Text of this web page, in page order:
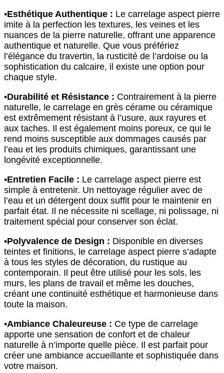
•Esthétique Authentique : Le carrelage aspect pierre
imite à la perfection les textures, les veines et les
nuances de la pierre naturelle, offrant une apparence
authentique et naturelle. Que vous préfériez
l’élégance du travertin, la rusticité de l’ardoise ou la
sophistication du calcaire, il existe une option pour
chaque style.
•Durabilité et Résistance : Contrairement à la pierre
naturelle, le carrelage en grès cérame ou céramique
est extrêmement résistant à l’usure, aux rayures et
aux taches. Il est également moins poreux, ce qui le
rend moins susceptible aux dommages causés par
l’eau et les produits chimiques, garantissant une
longévité exceptionnelle.
•Entretien Facile : Le carrelage aspect pierre est
simple à entretenir. Un nettoyage régulier avec de
l’eau et un détergent doux suffit pour le maintenir en
parfait état. Il ne nécessite ni scellage, ni polissage, ni
traitement spécial pour conserver son éclat.
•Polyvalence de Design : Disponible en diverses
teintes et finitions, le carrelage aspect pierre s’adapte
à tous les styles de décoration, du rustique au
contemporain. Il peut être utilisé pour les sols, les
murs, les plans de travail et même les douches,
créant une continuité esthétique et harmonieuse dans
toute la maison.
•Ambiance Chaleureuse : Ce type de carrelage
apporte une sensation de confort et de chaleur
naturelle à n’importe quelle pièce. Il est parfait pour
créer une ambiance accueillante et sophistiquée dans
votre maison.